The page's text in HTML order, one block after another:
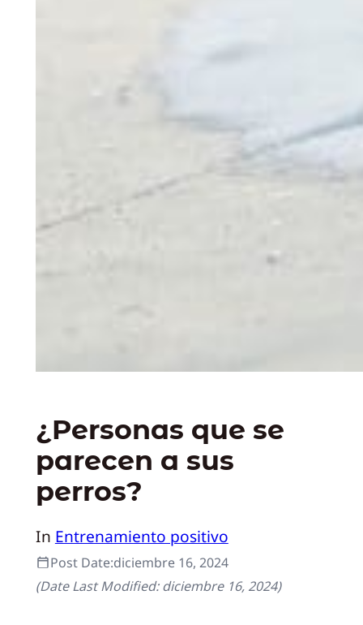
¿Personas que se
parecen a sus
perros?
In Entrenamiento positivo
Post Date:diciembre 16, 2024
(Date Last Modified:diciembre 16, 2024)